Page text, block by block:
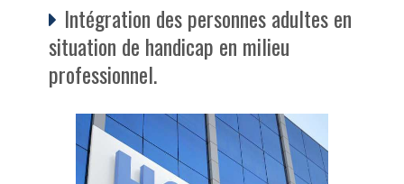
Intégration des personnes adultes en
situation de handicap en milieu
professionnel.